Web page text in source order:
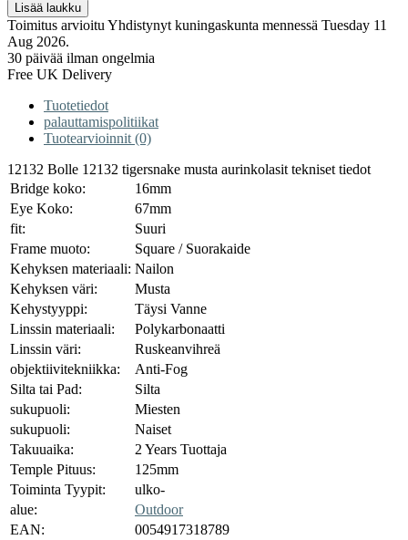
Toimitus arvioitu Yhdistynyt kuningaskunta mennessä Tuesday 11
Aug 2026.
30 päivää ilman ongelmia
Free UK Delivery
Tuotetiedot
palauttamispolitiikat
Tuotearvioinnit (0)
12132 Bolle 12132 tigersnake musta aurinkolasit tekniset tiedot
Bridge koko:
16mm
Eye Koko:
67mm
fit:
Suuri
Frame muoto:
Square / Suorakaide
Kehyksen materiaali: Nailon
Kehyksen väri:
Musta
Kehystyyppi:
Täysi Vanne
Linssin materiaali:
Polykarbonaatti
Linssin väri:
Ruskeanvihreä
objektiivitekniikka:
Anti-Fog
Silta tai Pad:
Silta
sukupuoli:
Miesten
sukupuoli:
Naiset
Takuuaika:
2 Years Tuottaja
Temple Pituus:
125mm
Toiminta Tyypit:
ulko-
alue:
Outdoor
EAN:
0054917318789